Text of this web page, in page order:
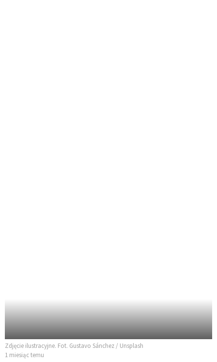
Zdjęcie ilustracyjne. Fot. Gustavo Sánchez / Unsplash
1 miesiąc temu